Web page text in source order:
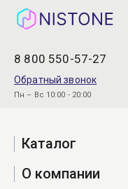
8 800 550-57-27
Обратный звонок
Пн – Вс 10:00 - 20:00
Каталог
О компании